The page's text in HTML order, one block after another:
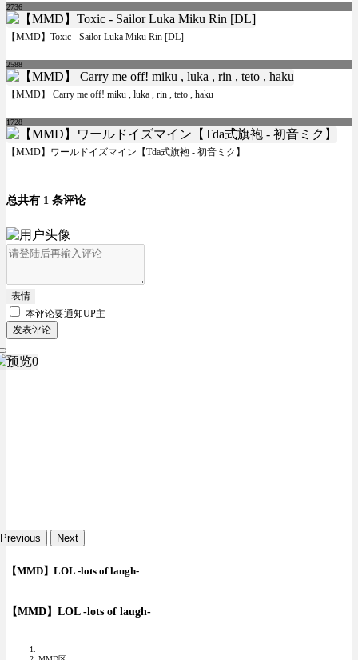
2736
【MMD】Toxic - Sailor Luka Miku Rin [DL]
2588
【MMD】 Carry me off! miku , luka , rin , teto , haku
1728
【MMD】ワールドイズマイン【Tda式旗袍 - 初音ミク】
总共有 1 条评论
表情
本评论要通知UP主
发表评论
Previous Next
【MMD】LOL -lots of laugh-
【MMD】LOL -lots of laugh-